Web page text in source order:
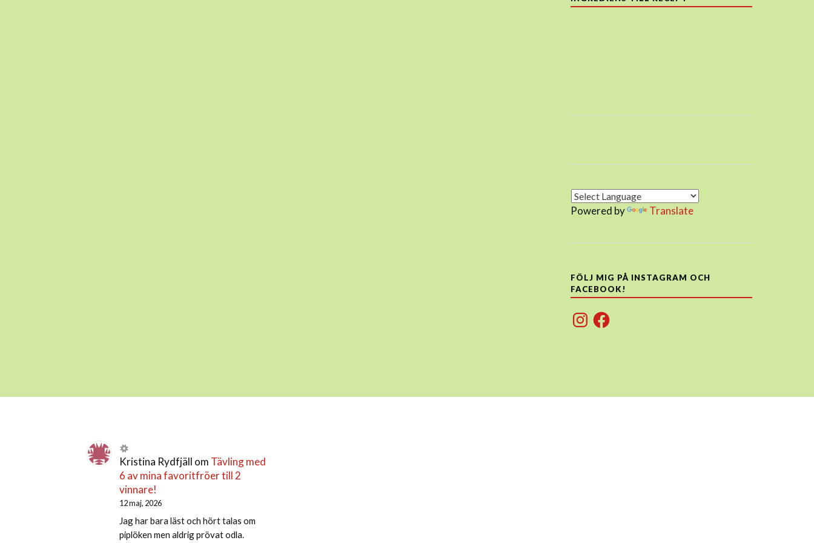
Powered by Translate
FÖLJ MIG PÅ INSTAGRAM OCH
FACEBOOK!
InstagramFacebook
Kristina Rydfjäll om Tävling med
6 av mina favoritfröer till 2
vinnare!
12 maj, 2026
Jag har bara läst och hört talas om
piplöken men aldrig prövat odla.